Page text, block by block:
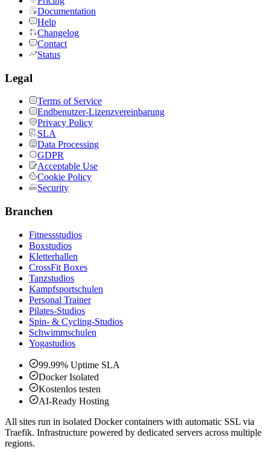
Documentation
Help
Changelog
Contact
Status
Legal
Terms of Service
Endbenutzer-Lizenzvereinbarung
Privacy Policy
SLA
Data Processing
GDPR
Acceptable Use
Cookie Policy
Security
Branchen
Fitnessstudios
Boxstudios
Kletterhallen
CrossFit Boxes
Tanzstudios
Kampfsportschulen
Personal Trainer
Pilates-Studios
Spin- & Cycling-Studios
Schwimmschulen
Yogastudios
99.99% Uptime SLA
Docker Isolated
Kostenlos testen
AI-Ready Hosting
All sites run in isolated Docker containers with automatic SSL via
Traefik. Infrastructure powered by dedicated servers across multiple
regions.